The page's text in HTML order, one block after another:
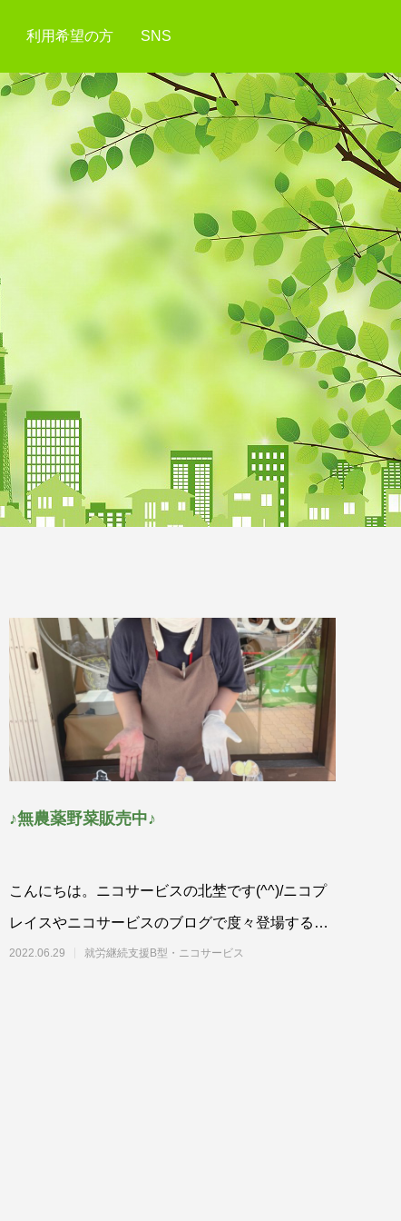
利用希望の方 SNS
♪無農薬野菜販売中♪
こんにちは。ニコサービスの北埜です(^^)/ニコプ
レイスやニコサービスのブログで度々登場する畑
はご存知でしょうか？
2022.06.29 就労継続支援B型・ニコサービス